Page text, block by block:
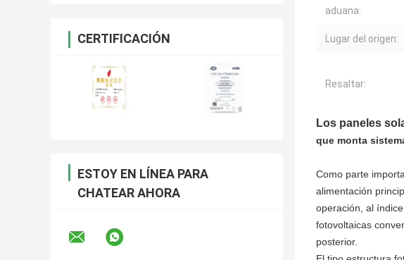
CERTIFICACIÓN
ESTOY EN LÍNEA PARA
CHATEAR AHORA
aduana:
Lugar del origen:
Resaltar:
Los paneles
que monta
Como parte
alimentación
operación, al
fotovoltaicas
posterior.